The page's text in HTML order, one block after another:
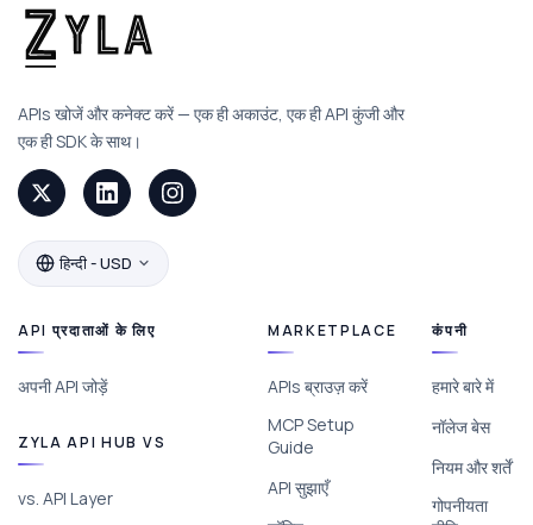
APIs खोजें और कनेक्ट करें — एक ही अकाउंट, एक ही API कुंजी और
एक ही SDK के साथ।
हिन्दी - USD
API प्रदाताओं के लिए
अपनी API जोड़ें
ZYLA API HUB VS
vs. API Layer
MARKETPLACE
APIs ब्राउज़ करें
MCP Setup
Guide
API सुझाएँ
कंपनी
हमारे बारे में
नॉलेज बेस
नियम और शर्तें
गोपनीयता